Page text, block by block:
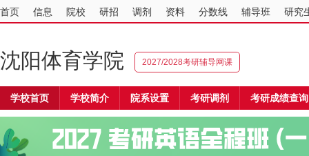
首页 信息 院校 研招 调剂 资料 分数线 辅导班 研究
沈阳体育学院 2027/2028考研辅导网课
学校首页 学校简介 院系设置 考研调剂 考研成绩查询